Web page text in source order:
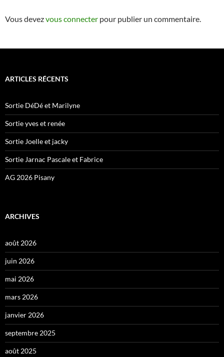
Vous devezvous connecter pour publier un commentaire.
ARTICLES RÉCENTS
Sortie DéDé et Marilyne
Sortie yves et renée
Sortie Joelle et jacky
Sortie Jarnac Pascale et Fabrice
AG 2026 Pisany
ARCHIVES
août 2026
juin 2026
mai 2026
mars 2026
janvier 2026
septembre 2025
août 2025